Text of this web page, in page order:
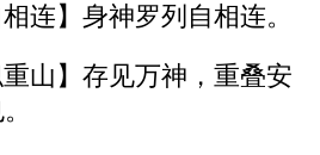
连】身神罗列自相连。
重山】存见万神，重叠安